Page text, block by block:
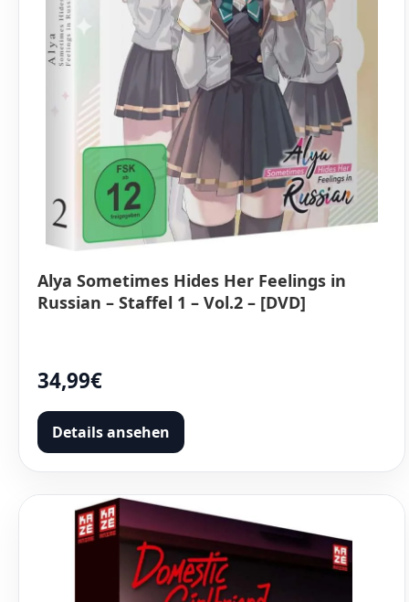
Alya Sometimes Hides Her Feelings in
Russian – Staffel 1 – Vol.2 – [DVD]
34,99€
Details ansehen